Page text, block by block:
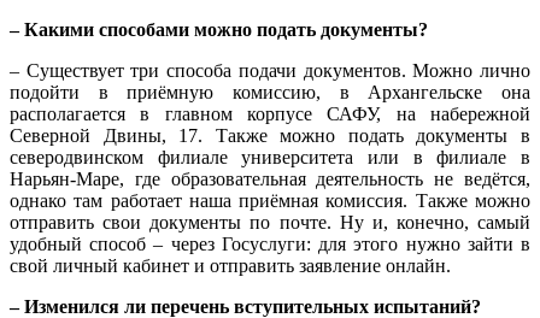
– Какими способами можно подать документы?
– Существует три способа подачи документов. Можно лично
подойти в приёмную комиссию, в Архангельске она
располагается в главном корпусе САФУ, на набережной
Северной Двины, 17. Также можно подать документы в
северодвинском филиале университета или в филиале в
Нарьян-Маре, где образовательная деятельность не ведётся,
однако там работает наша приёмная комиссия. Также можно
отправить свои документы по почте. Ну и, конечно, самый
удобный способ – через Госуслуги: для этого нужно зайти в
свой личный кабинет и отправить заявление онлайн.
– Изменился ли перечень вступительных испытаний?